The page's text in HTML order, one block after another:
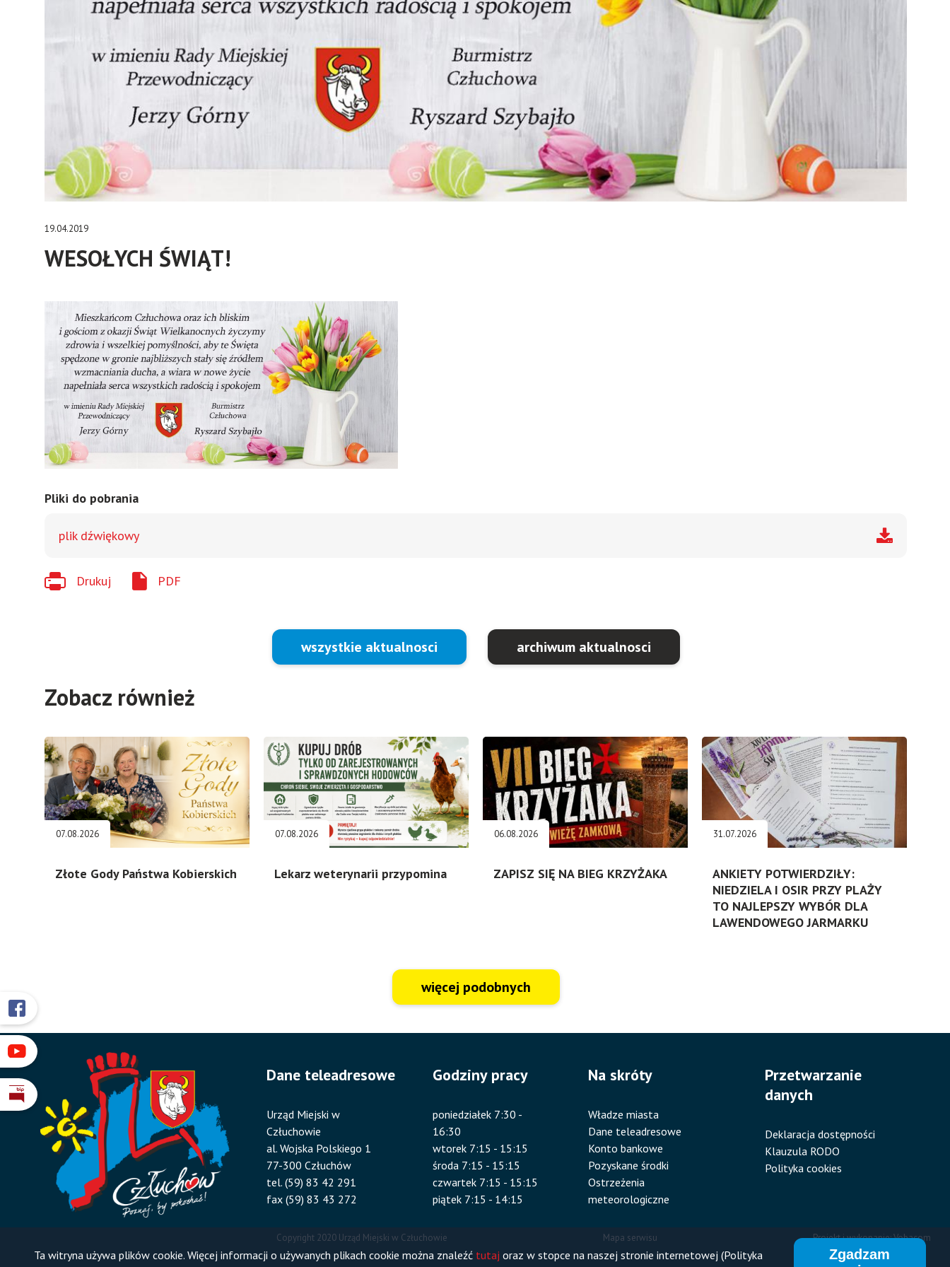
Ta witryna używa plików cookie. Więcej informacji o używanych plikach cookie można znaleźć tutaj oraz w stopce na naszej stronie internetowej (Polityka
Zgadzam
19.04.2019
WESOŁYCH ŚWIĄT!
Pliki do pobrania
plik dźwiękowy
Drukuj PDF
wszystkie aktualnosci archiwum aktualnosci
Zobacz również
07.08.2026
Złote Gody Państwa Kobierskich
07.08.2026
Lekarz weterynarii przypomina
06.08.2026
ZAPISZ SIĘ NA BIEG KRZYŻAKA
31.07.2026
ANKIETY POTWIERDZIŁY:
NIEDZIELA I OSIR PRZY PLAŻY
TO NAJLEPSZY WYBÓR DLA
LAWENDOWEGO JARMARKU
więcej podobnych
Dane teleadresowe
Urząd Miejski w
Człuchowie
al. Wojska Polskiego 1
77-300 Człuchów
tel. (59) 83 42 291
fax (59) 83 43 272
Godziny pracy
poniedziałek 7:30 -
16:30
wtorek 7:15 - 15:15
środa 7:15 - 15:15
czwartek 7:15 - 15:15
piątek 7:15 - 14:15
Na skróty
Władze miasta
Dane teleadresowe
Konto bankowe
Pozyskane środki
Ostrzeżenia
meteorologiczne
Przetwarzanie
danych
Deklaracja dostępności
Klauzula RODO
Polityka cookies
Copyright 2020 Urząd Miejski w Człuchowie
Stopka
Mapa serwisu Projekt i wykonanie:Vobacom
Przyklejone
odnośniki
Otworzy
się
w
nowym
oknie
Otworzy
się
w
nowym
oknie
Otworzy
nowym